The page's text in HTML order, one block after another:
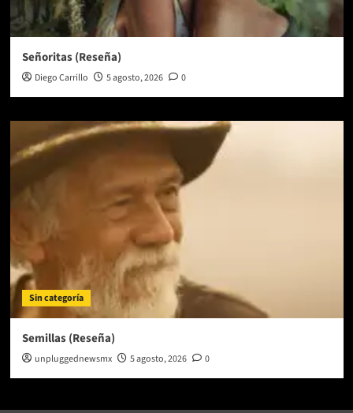
Señoritas (Reseña)
Diego Carrillo 5 agosto, 2026 0
Sin categoría
Semillas (Reseña)
unpluggednewsmx 5 agosto, 2026 0